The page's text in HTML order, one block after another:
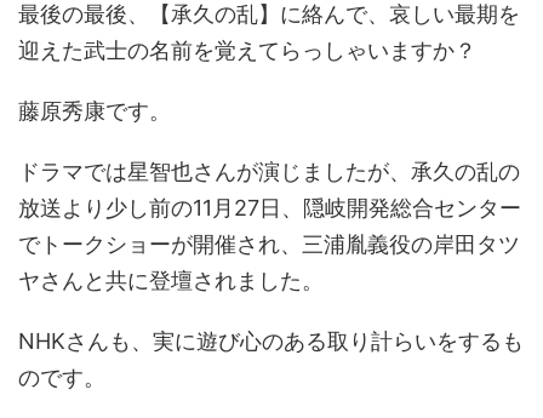
最後の最後、【承久の乱】に絡んで、哀しい最期を
迎えた武士の名前を覚えてらっしゃいますか？
藤原秀康です。
ドラマでは星智也さんが演じましたが、承久の乱の
放送より少し前の11月27日、隠岐開発総合センター
でトークショーが開催され、三浦胤義役の岸田タツ
ヤさんと共に登壇されました。
NHKさんも、実に遊び心のある取り計らいをするも
のです。